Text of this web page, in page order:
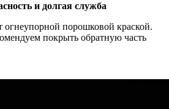
и долгая служба
порошковой краской.
покрыть обратную часть